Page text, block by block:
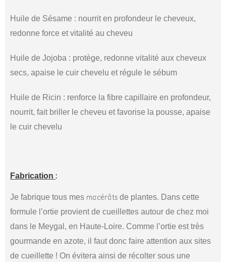
Huile de Sésame : nourrit en profondeur le cheveux,
redonne force et vitalité au cheveu
Huile de Jojoba : protège, redonne vitalité aux cheveux
secs, apaise le cuir chevelu et régule le sébum
Huile de Ricin : renforce la fibre capillaire en profondeur,
nourrit, fait briller le cheveu et favorise la pousse, apaise
le cuir chevelu
Fabrication :
Je fabrique tous mes macérâts de plantes. Dans cette
formule l’ortie provient de cueillettes autour de chez moi
dans le Meygal, en Haute-Loire. Comme l’ortie est très
gourmande en azote, il faut donc faire attention aux sites
de cueillette ! On évitera ainsi de récolter sous une